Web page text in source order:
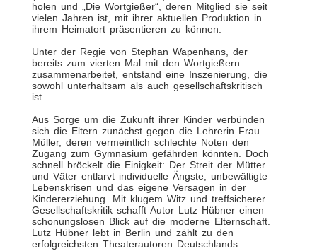
holen und „Die Wortgießer“, deren Mitglied sie seit
vielen Jahren ist, mit ihrer aktuellen Produktion in
ihrem Heimatort präsentieren zu können.
Unter der Regie von Stephan Wapenhans, der
bereits zum vierten Mal mit den Wortgießern
zusammenarbeitet, entstand eine Inszenierung, die
sowohl unterhaltsam als auch gesellschaftskritisch
ist.
Aus Sorge um die Zukunft ihrer Kinder verbünden
sich die Eltern zunächst gegen die Lehrerin Frau
Müller, deren vermeintlich schlechte Noten den
Zugang zum Gymnasium gefährden könnten. Doch
schnell bröckelt die Einigkeit: Der Streit der Mütter
und Väter entlarvt individuelle Ängste, unbewältigte
Lebenskrisen und das eigene Versagen in der
Kindererziehung. Mit klugem Witz und treffsicherer
Gesellschaftskritik schafft Autor Lutz Hübner einen
schonungslosen Blick auf die moderne Elternschaft.
Lutz Hübner lebt in Berlin und zählt zu den
erfolgreichsten Theaterautoren Deutschlands.